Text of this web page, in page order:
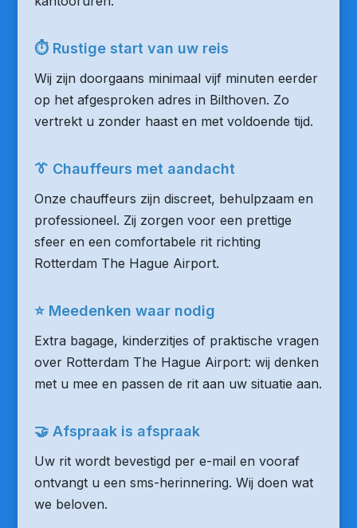
⏱ Rustige start van uw reis
Wij zijn doorgaans minimaal vijf minuten eerder
op het afgesproken adres in Bilthoven. Zo
vertrekt u zonder haast en met voldoende tijd.
👔 Chauffeurs met aandacht
Onze chauffeurs zijn discreet, behulpzaam en
professioneel. Zij zorgen voor een prettige
sfeer en een comfortabele rit richting
Rotterdam The Hague Airport.
⭐ Meedenken waar nodig
Extra bagage, kinderzitjes of praktische vragen
over Rotterdam The Hague Airport: wij denken
met u mee en passen de rit aan uw situatie aan.
🤝 Afspraak is afspraak
Uw rit wordt bevestigd per e-mail en vooraf
ontvangt u een sms-herinnering. Wij doen wat
we beloven.